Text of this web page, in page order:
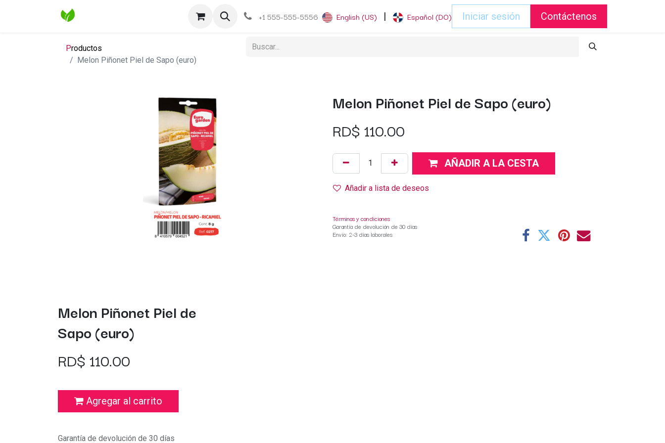
Contáctenos Blog +1 555-555-5556 English (US) | Español (DO) Iniciar sesión Contáctenos
Productos
Melon Piñonet Piel de Sapo (euro)
Melon Piñonet Piel de Sapo (euro)
RD$ 110.00
AÑADIR A LA CESTA
Añadir a lista de deseos
Términos y condiciones
Garantía de devolución de 30 días
Envío: 2-3 días laborales
Melon Piñonet Piel de
Sapo (euro)
RD$ 110.00
Agregar al carrito
Garantía de devolución de 30 días